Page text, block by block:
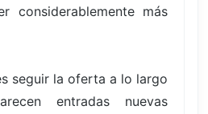
considerablemente más
seguir la oferta a lo largo
entradas nuevas